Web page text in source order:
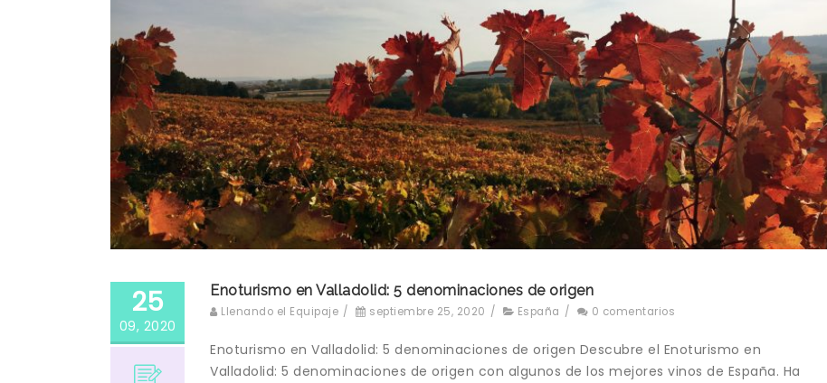
25
09, 2020
Enoturismo en Valladolid: 5 denominaciones de origen
Llenando el Equipaje / septiembre 25, 2020 / España / 0 comentarios
Enoturismo en Valladolid: 5 denominaciones de origen Descubre el Enoturismo en
Valladolid: 5 denominaciones de origen con algunos de los mejores vinos de España. Ha